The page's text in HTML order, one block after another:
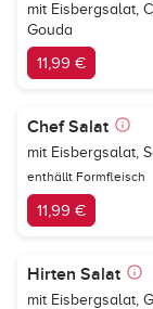
mit Eisbergsalat,
Gouda
11,99 €
Chef Salat
mit Eisbergsalat,
enthällt Formfleisch
11,99 €
Hirten Salat
mit Eisbergsalat,